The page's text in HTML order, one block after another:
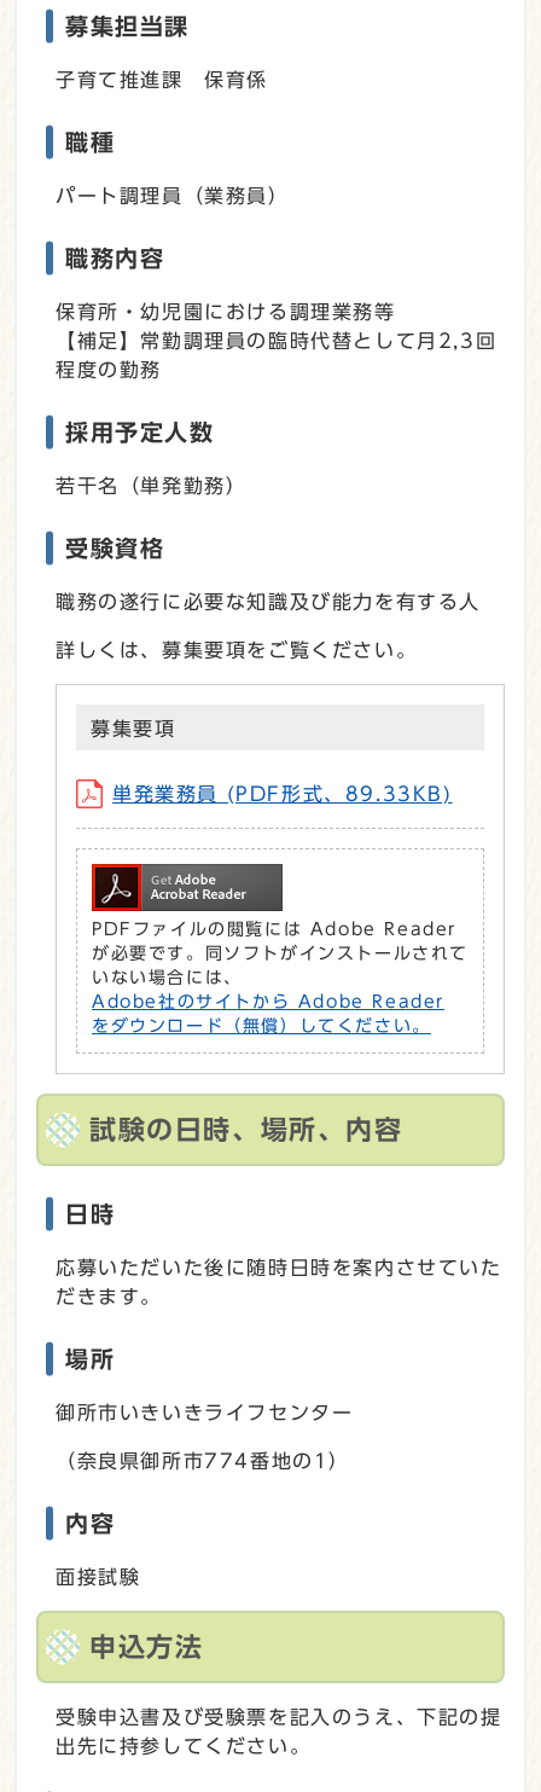
募集担当課
子育て推進課 保育係
職種
パート調理員（業務員）
職務内容
保育所・幼児園における調理業務等
【補足】常勤調理員の臨時代替として月2,3回
程度の勤務
採用予定人数
若干名（単発勤務）
受験資格
職務の遂行に必要な知識及び能力を有する人
詳しくは、募集要項をご覧ください。
募集要項
単発業務員 (PDF形式、89.33KB)
PDFファイルの閲覧には Adobe Reader
が必要です。同ソフトがインストールされて
いない場合には、
Adobe社のサイトから Adobe Reader
をダウンロード（無償）してください。
試験の日時、場所、内容
日時
応募いただいた後に随時日時を案内させていた
だきます。
場所
御所市いきいきライフセンター
（奈良県御所市774番地の1）
内容
面接試験
申込方法
受験申込書及び受験票を記入のうえ、下記の提
出先に持参してください。